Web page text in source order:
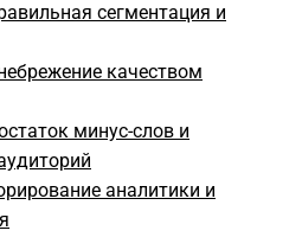
сегментация и
качеством
минус-слов и
аналитики и